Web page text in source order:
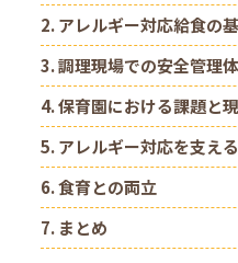
2. アレルギー対応給食の
3. 調理現場での安全管理
4. 保育園における課題と
5. アレルギー対応を支え
6. 食育との両立
7. まとめ